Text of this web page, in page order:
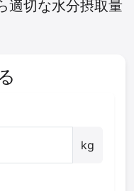
適切な水分摂取量
kg